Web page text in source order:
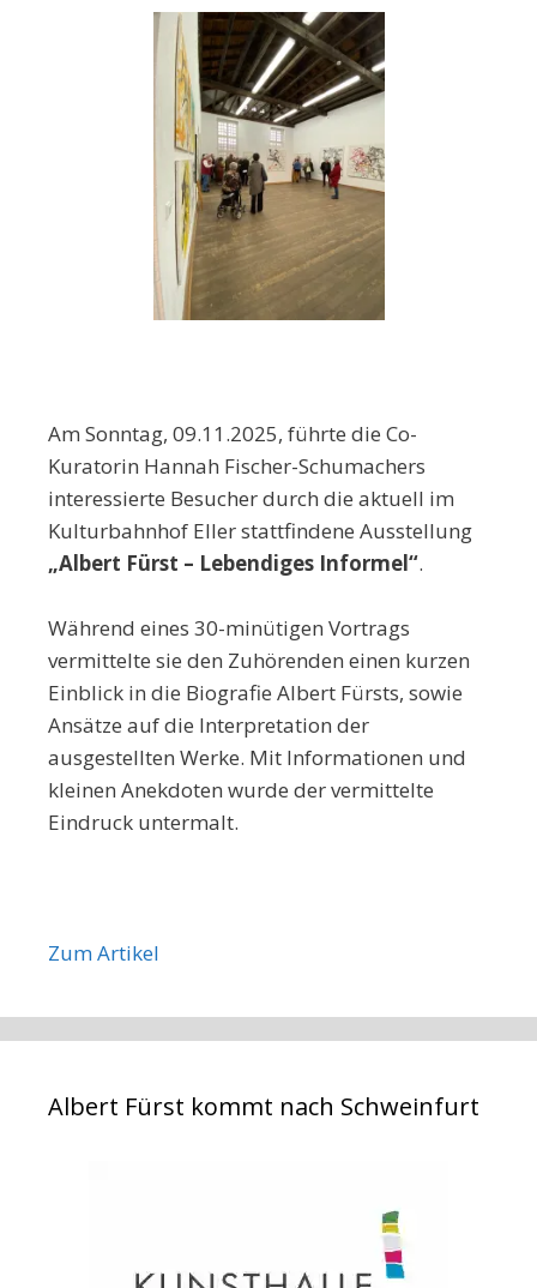
Am Sonntag, 09.11.2025, führte die Co-
Kuratorin Hannah Fischer-Schumachers
interessierte Besucher durch die aktuell im
Kulturbahnhof Eller stattfindene Ausstellung
„Albert Fürst – Lebendiges Informel“.
Während eines 30-minütigen Vortrags
vermittelte sie den Zuhörenden einen kurzen
Einblick in die Biografie Albert Fürsts, sowie
Ansätze auf die Interpretation der
ausgestellten Werke. Mit Informationen und
kleinen Anekdoten wurde der vermittelte
Eindruck untermalt.
Zum Artikel
Albert Fürst kommt nach Schweinfurt